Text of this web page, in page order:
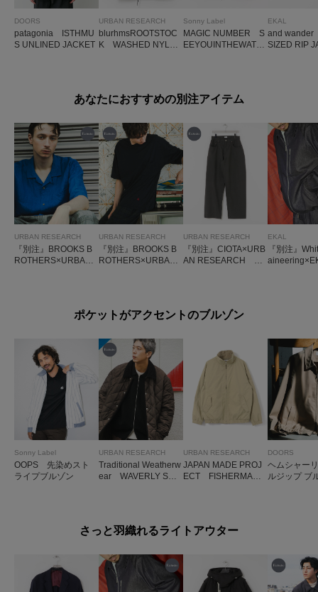
DOORS
patagonia ISTHMU
S UNLINED JACKET
URBAN RESEARCH
blurhmsROOTSTOC
K WASHED NYLO
Sonny Label
MAGIC NUMBER S
EEYOUINTHEWATE
EKAL
and
SIZED RIP
あなたにおすすめの別注アイテム
URBAN RESEARCH
『別注』BROOKS B
ROTHERS×URBAN
URBAN RESEARCH
『別注』BROOKS B
ROTHERS×URBAN
URBAN RESEARCH
『別注』CIOTA×URB
AN RESEARCH C/
EKAL
『別注』
ポケットがアクセントのブルゾン
Sonny Label
OOPS 先染めスト
ライプブルゾン
URBAN RESEARCH
Traditional Weatherw
ear WAVERLY STU
URBAN RESEARCH
JAPAN MADE PROJ
ECT FISHERMAN
DOORS
ヘムシャー
ルジップ ブ
さっと羽織れるライトアウター